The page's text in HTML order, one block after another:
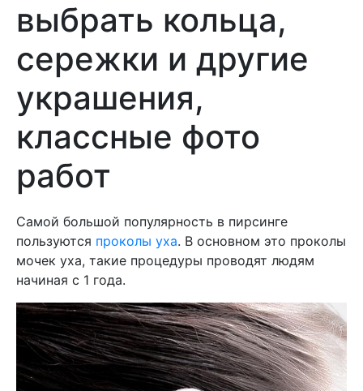
выбрать кольца,
сережки и другие
украшения,
классные фото
работ
Самой большой популярность в пирсинге
пользуются проколы уха. В основном это проколы
мочек уха, такие процедуры проводят людям
начиная с 1 года.